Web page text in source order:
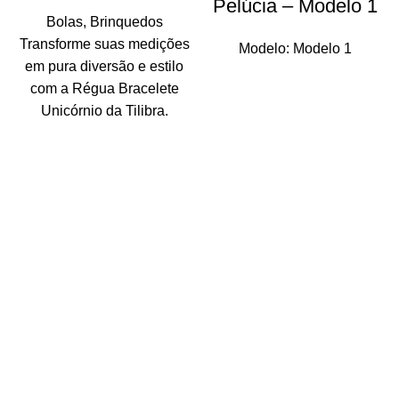
Bolas, Brinquedos
Transforme suas medições
em pura diversão e estilo
com a Régua Bracelete
Unicórnio da Tilibra.
Pelúcia – Modelo 1
Modelo: Modelo 1